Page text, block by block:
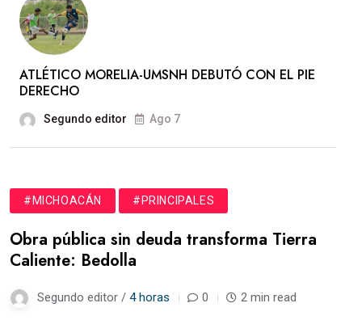
ATLÉTICO MORELIA-UMSNH DEBUTÓ CON EL PIE
DERECHO
Segundo editor Ago 7
#MICHOACÁN #PRINCIPALES
Obra pública sin deuda transforma Tierra
Caliente: Bedolla
Segundo editor / 4 horas 0 2 min read